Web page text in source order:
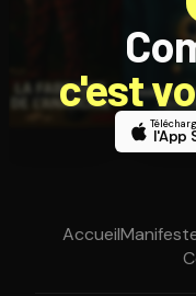
c'est
l'App
Accueil